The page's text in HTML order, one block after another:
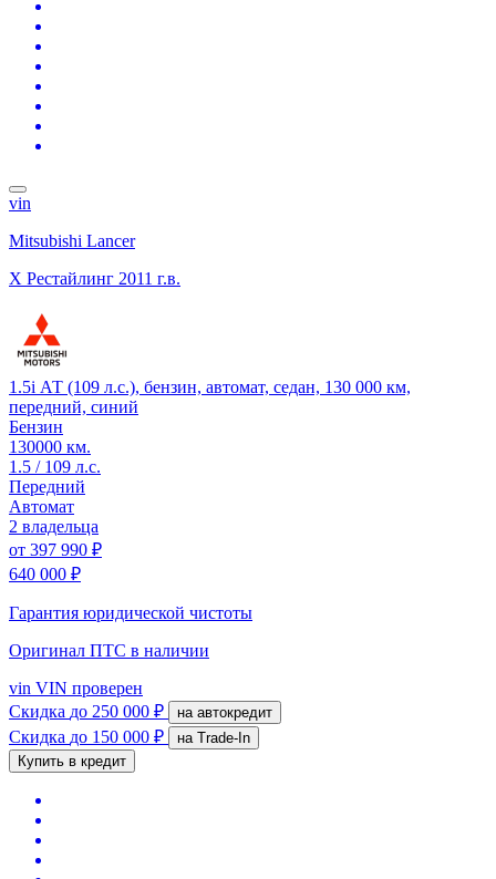
vin
Mitsubishi Lancer
X Рестайлинг 2011 г.в.
1.5i АТ (109 л.с.), бензин, автомат, седан, 130 000 км,
передний, синий
Бензин
130000 км.
1.5 / 109 л.с.
Передний
Автомат
2 владельца
от 397 990 ₽
640 000 ₽
Гарантия юридической чистоты
Оригинал ПТС в наличии
vin VIN проверен
Скидка до 250 000 ₽ на автокредит
Скидка до 150 000 ₽
на Trade-In
Купить в кредит